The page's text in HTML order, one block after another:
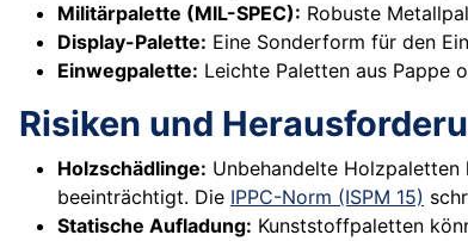
Militärpalette (MIL-SPEC): Robuste
Display-Palette: Eine Sonderform für den
Einwegpalette: Leichte Paletten aus Pappe
Risiken und
Holzschädlinge: Unbehandelte
beeinträchtigt. Die IPPC-Norm (ISPM 15)
Statische Aufladung: Kunststoffpaletten